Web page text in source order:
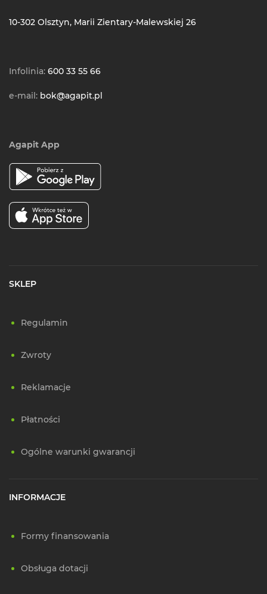
10-302 Olsztyn, Marii Zientary-Malewskiej 26
Infolinia: 600 33 55 66
e-mail: bok@agapit.pl
Agapit App
SKLEP
Regulamin
Zwroty
Reklamacje
Płatności
Ogólne warunki gwarancji
INFORMACJE
Formy finansowania
Obsługa dotacji